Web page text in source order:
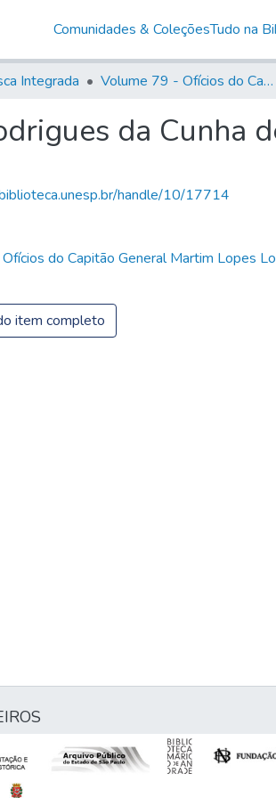
Comunidades & ColeçõesTudo na
Integrada Volume 79 - Ofícios do Capitão General Martim Lopes Lobo de Saldanha (1777)
da Cunha
handle/10/17714
do Capitão General Martim Lopes
item completo